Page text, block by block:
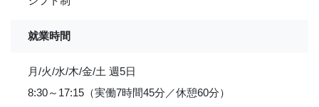
就業時間
月/火/水/木/金/土 週5日
8:30～17:15（実働7時間45分／休憩60分）